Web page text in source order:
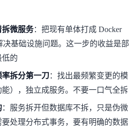
拆微服务：把现有单体打成 Docker
决基础设施问题。这一步的收益是部
的
拆分第一刀：找出最频繁变更的模
），独立成服务。不要一口气全拆
：服务拆开但数据库不拆，只是伪微
处理分布式事务，要有明确的数据